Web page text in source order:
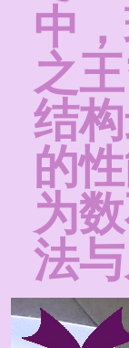
中
之
结
的
为
法